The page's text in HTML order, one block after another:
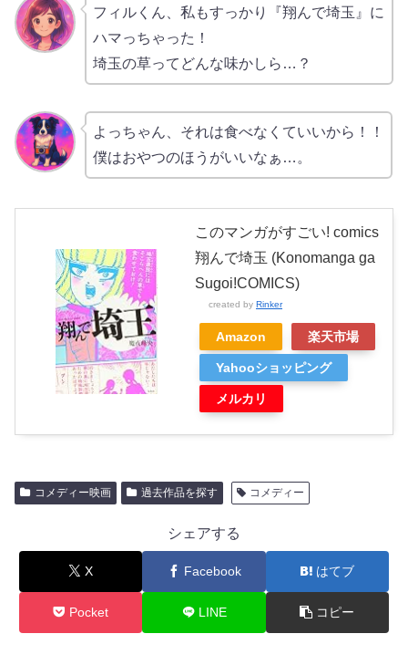
フィルくん、私もすっかり『翔んで埼玉』に
ハマっちゃった！
埼玉の草ってどんな味かしら…？
よっちゃん、それは食べなくていいから！！
僕はおやつのほうがいいなぁ…。
このマンガがすごい! comics
翔んで埼玉 (Konomanga ga
Sugoi!COMICS)
created by Rinker
Amazon 楽天市場
Yahooショッピング
メルカリ
コメディー映画 過去作品を探す コメディー
シェアする
X Facebook はてブ
Pocket LINE コピー